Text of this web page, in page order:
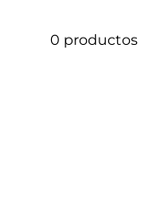
0 productos